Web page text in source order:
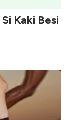
Kaki Besi